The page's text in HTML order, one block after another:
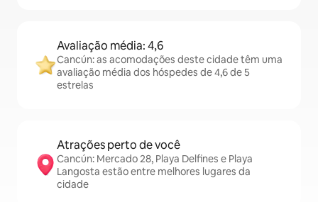
Avaliação média: 4,6
Cancún: as acomodações deste cidade têm uma
avaliação média dos hóspedes de 4,6 de 5
estrelas
Atrações perto de você
Cancún: Mercado 28, Playa Delfines e Playa
Langosta estão entre melhores lugares da
cidade